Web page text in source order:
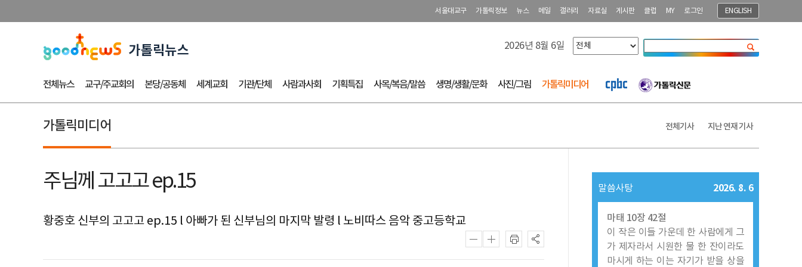
서울대교구 가톨릭정보 뉴스 메일 갤러리 자료실 게시판 클럽 MY 로그인 ENGLISH
2026년 8월 6일
전체뉴스 교구/주교회의 본당/공동체 세계교회 기관/단체 사람과사회 기획특집 사목/복음/말씀 생명/생활/문화 사진/그림 가톨릭미디어
가톨릭미디어 전체기사 지난 연재 기사
주님께 고고고 ep.15
황중호 신부의 고고고 ep.15 l 아빠가 된 신부님의 마지막 발령 l 노비따스 음악 중고등학교
말씀사탕 2026. 8. 6
마태 10장 42절
이 작은 이들 가운데 한 사람에게 그
가 제자라서 시원한 물 한 잔이라도
마시게 하는 이는 자기가 받을 상을